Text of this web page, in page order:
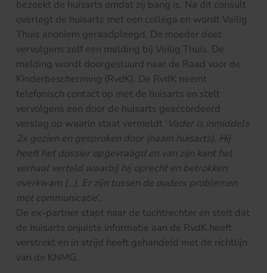
bezoekt de huisarts omdat zij bang is. Na dit consult
overlegt de huisarts met een collega en wordt Veilig
Thuis anoniem geraadpleegd. De moeder doet
vervolgens zelf een melding bij Veilig Thuis. De
melding wordt doorgestuurd naar de Raad voor de
Kinderbescherming (RvdK). De RvdK neemt
telefonisch contact op met de huisarts en stelt
vervolgens een door de huisarts geaccordeerd
verslag op waarin staat vermeldt ‘ Vader is inmiddels
2x gezien en gesproken door (naam huisarts). Hij
heeft het dossier opgevraagd en van zijn kant het
verhaal verteld waarbij hij oprecht en betrokken
overkwam (…). Er zijn tussen de ouders problemen
met communicatie’.
De ex-partner stapt naar de tuchtrechter en stelt dat
de huisarts onjuiste informatie aan de RvdK heeft
verstrekt en in strijd heeft gehandeld met de richtlijn
van de KNMG.